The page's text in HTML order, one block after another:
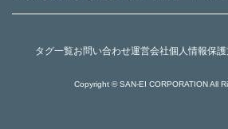
タグ一覧お問い合わせ運営会社個人情報保
Copyright © SAN-EI CORPORATION All